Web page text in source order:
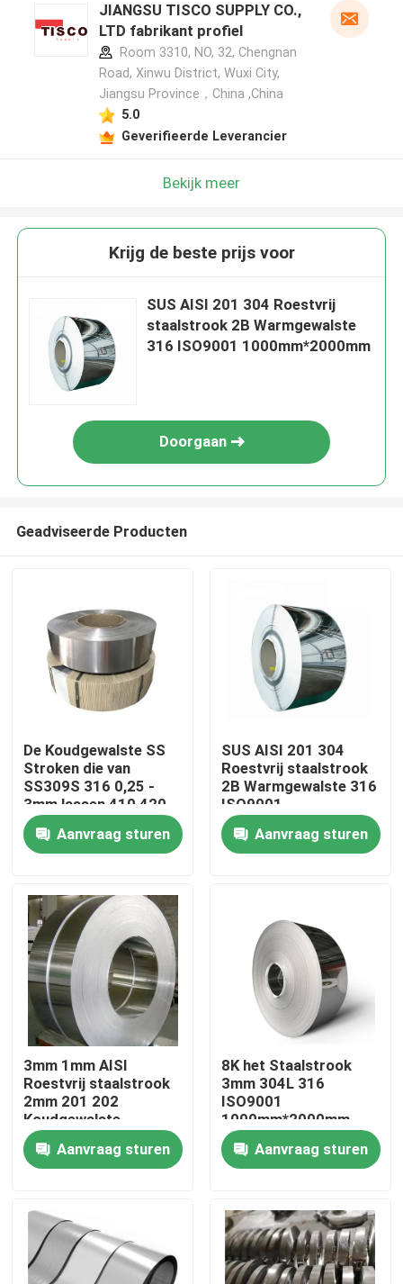
Huis
Producten
Fabrieksreis
Kwaliteitscontrole
Contacteer ons
Verzoek om een Citaat
De Rol van het Tiscoroestvrije staal
de plaat van het roestvrij staalmetaal
Het Blad van de Koolstofstaalplaat
JIANGSU TISCO SUPPLY CO.,
LTD fabrikant profiel
Room 3310, NO, 32, Chengnan
Road, Xinwu District, Wuxi City,
Jiangsu Province，China ,China
5.0
Geverifieerde Leverancier
Bekijk meer
Krijg de beste prijs voor
SUS AISI 201 304 Roestvrij
staalstrook 2B Warmgewalste
316 ISO9001 1000mm*2000mm
Doorgaan
Geadviseerde Producten
De Koudgewalste SS
Stroken die van
SS309S 316 0,25 -
3mm lassen 410 420
304 304L
Aanvraag sturen
SUS AISI 201 304
Roestvrij staalstrook
2B Warmgewalste 316
ISO9001
1000mm*2000mm
Aanvraag sturen
3mm 1mm AISI
Roestvrij staalstrook
2mm 201 202
Koudgewalste
ISO9001
Aanvraag sturen
8K het Staalstrook
3mm 304L 316
ISO9001
1000mm*2000mm
Bedelaars tweede van
de HL Roestvrije Lente
Aanvraag sturen